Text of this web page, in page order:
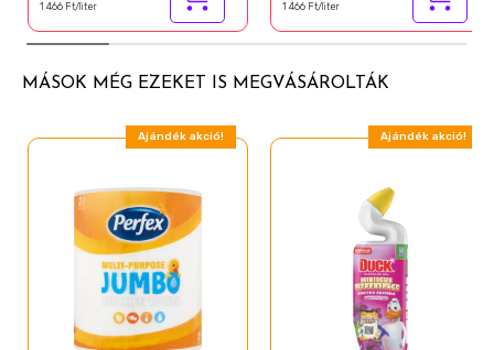
1 466 Ft/liter 1 466 Ft/liter
MÁSOK MÉG EZEKET IS MEGVÁSÁROLTÁK
Ajándék akció! Ajándék akció!